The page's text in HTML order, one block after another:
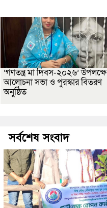
‘গণতন্ত্র মা দিবস-২০২৬’ উপলক্ষে
আলোচনা সভা ও পুরস্কার বিতরণ
অনুষ্ঠিত
সর্বশেষ সংবাদ